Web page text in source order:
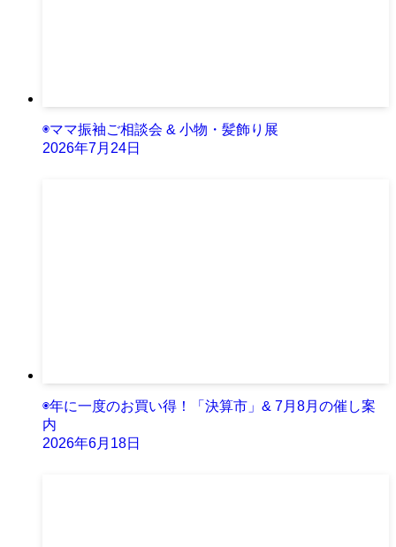
◉ママ振袖ご相談会 & 小物・髪飾り展
2026年7月24日
◉年に一度のお買い得！「決算市」& 7月8月の催し案
内
2026年6月18日